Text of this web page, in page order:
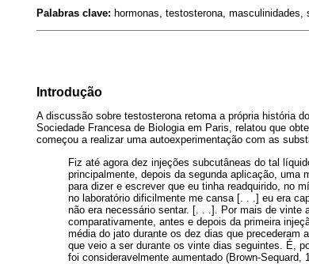
Palabras clave: hormonas, testosterona, masculinidades,
Introdução
A discussão sobre testosterona retoma a própria história
Sociedade Francesa de Biologia em Paris, relatou que
começou a realizar uma autoexperimentação com as
Fiz até agora dez injeções subcutâneas do tal
principalmente, depois da segunda aplicação, uma
para dizer e escrever que eu tinha readquirido, no
no laboratório dificilmente me cansa [. . .] eu era
não era necessário sentar. [. . .]. Por mais de vinte
comparativamente, antes e depois da primeira
média do jato durante os dez dias que precederam
que veio a ser durante os vinte dias seguintes. É,
foi consideravelmente aumentado (Brown-Sequard,